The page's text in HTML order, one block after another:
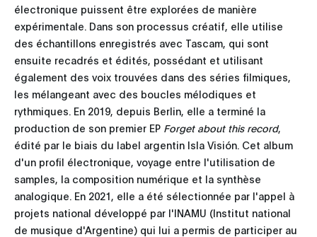
électronique puissent être explorées de manière
expérimentale. Dans son processus créatif, elle utilise
des échantillons enregistrés avec Tascam, qui sont
ensuite recadrés et édités, possédant et utilisant
également des voix trouvées dans des séries filmiques,
les mélangeant avec des boucles mélodiques et
rythmiques. En 2019, depuis Berlin, elle a terminé la
production de son premier EP Forget about this record,
édité par le biais du label argentin Isla Visión. Cet album
d'un profil électronique, voyage entre l'utilisation de
samples, la composition numérique et la synthèse
analogique. En 2021, elle a été sélectionnée par l'appel à
projets national développé par l'INAMU (Institut national
de musique d'Argentine) qui lui a permis de participer au